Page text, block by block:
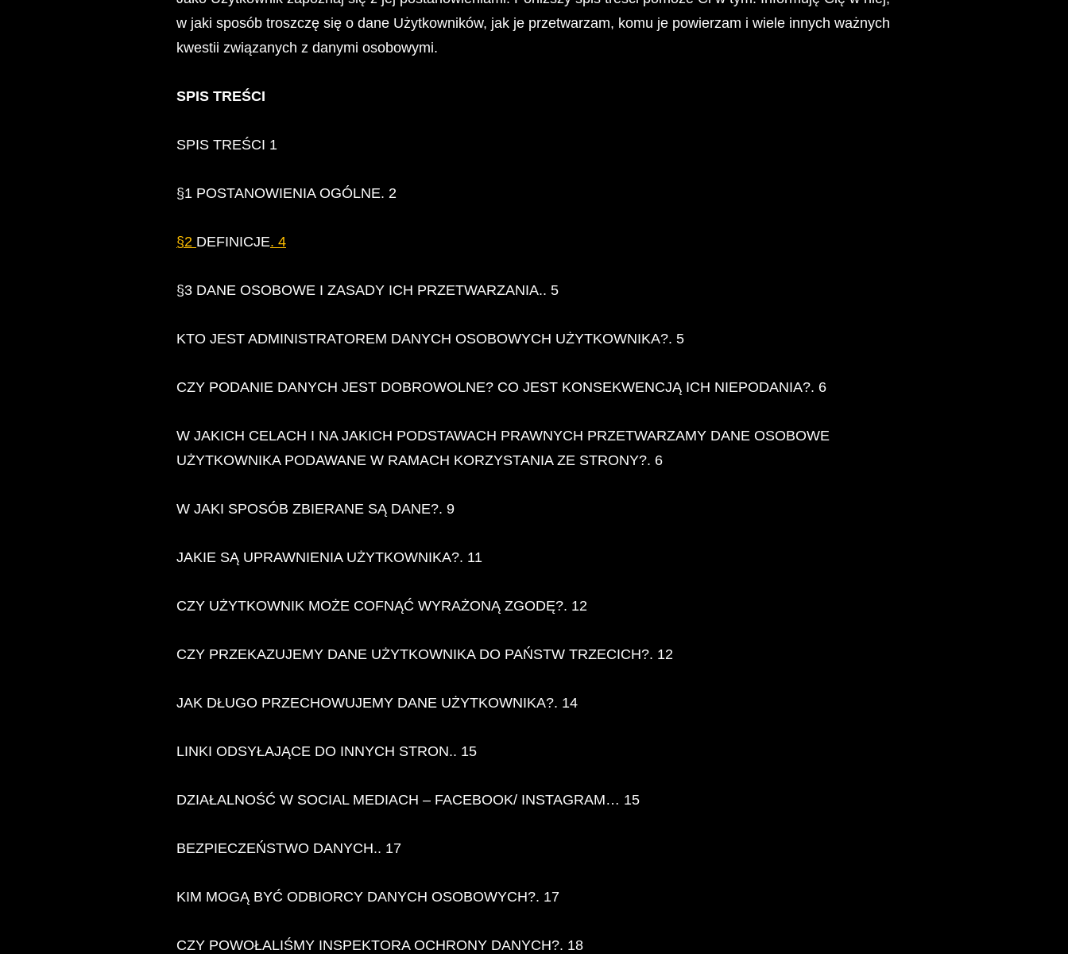
w jaki sposób troszczę się o dane Użytkowników, jak je przetwarzam, komu je powierzam i wiele innych ważnych
kwestii związanych z danymi osobowymi.
SPIS TREŚCI
SPIS TREŚCI 1
§1 POSTANOWIENIA OGÓLNE. 2
§2 DEFINICJE. 4
§3 DANE OSOBOWE I ZASADY ICH PRZETWARZANIA.. 5
KTO JEST ADMINISTRATOREM DANYCH OSOBOWYCH UŻYTKOWNIKA?. 5
CZY PODANIE DANYCH JEST DOBROWOLNE? CO JEST KONSEKWENCJĄ ICH NIEPODANIA?. 6
W JAKICH CELACH I NA JAKICH PODSTAWACH PRAWNYCH PRZETWARZAMY DANE OSOBOWE
UŻYTKOWNIKA PODAWANE W RAMACH KORZYSTANIA ZE STRONY?. 6
W JAKI SPOSÓB ZBIERANE SĄ DANE?. 9
JAKIE SĄ UPRAWNIENIA UŻYTKOWNIKA?. 11
CZY UŻYTKOWNIK MOŻE COFNĄĆ WYRAŻONĄ ZGODĘ?. 12
CZY PRZEKAZUJEMY DANE UŻYTKOWNIKA DO PAŃSTW TRZECICH?. 12
JAK DŁUGO PRZECHOWUJEMY DANE UŻYTKOWNIKA?. 14
LINKI ODSYŁAJĄCE DO INNYCH STRON.. 15
DZIAŁALNOŚĆ W SOCIAL MEDIACH – FACEBOOK/ INSTAGRAM… 15
BEZPIECZEŃSTWO DANYCH.. 17
KIM MOGĄ BYĆ ODBIORCY DANYCH OSOBOWYCH?. 17
CZY POWOŁALIŚMY INSPEKTORA OCHRONY DANYCH?. 18